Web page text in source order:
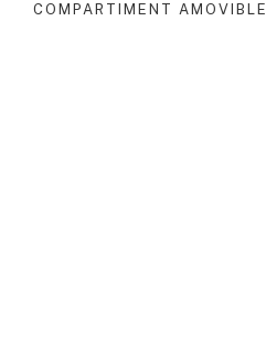
COMPARTIMENT AMOVIBLE